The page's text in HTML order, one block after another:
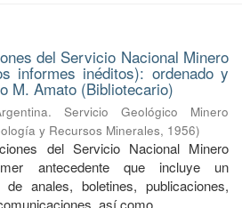
del Servicio Nacional Minero
informes inéditos): ordenado y
M. Amato (Bibliotecario)
Servicio Geológico Minero
y Recursos Minerales, 1956)
del Servicio Nacional Minero
antecedente que incluye un
de anales, boletines, publicaciones,
así como ...